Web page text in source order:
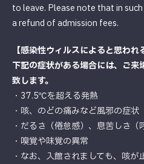
to leave. Please note that in
a refund of admission fees.
【感染性ウィルスによると思われ
下記の症状がある場合には、ご来
致します。
・37.5℃を超える発熱
・咳、のどの痛みなど風邪の症状
・だるさ（倦怠感）、息苦しさ（
・嗅覚や味覚の異常
・なお、入館されましても、咳